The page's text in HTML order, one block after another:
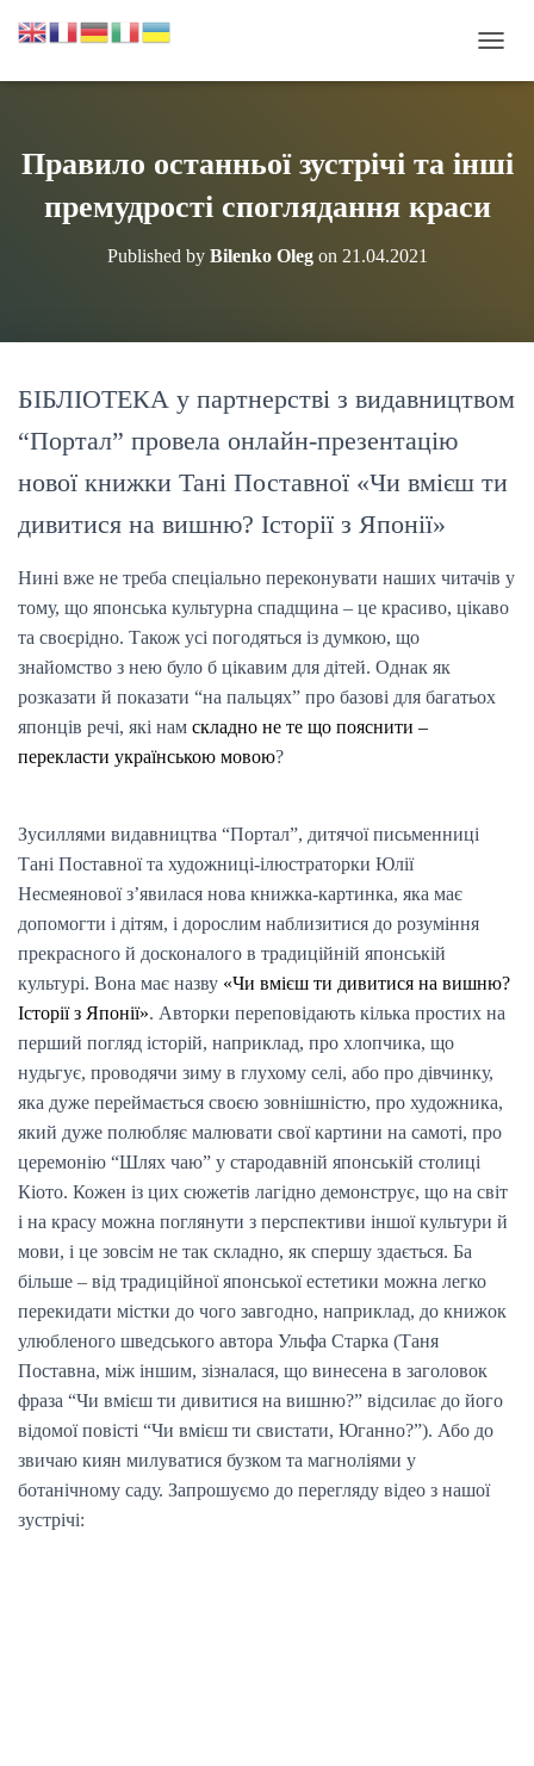
Е
К
У
А
Правило останньої зустрічі та інші
премудрості споглядання краси
Published by Bilenko Olegon 21.04.2021
БІБЛІОТЕКА у партнерстві з видавництвом
“Портал” провела онлайн-презентацію
нової книжки Тані Поставної «Чи вмієш ти
дивитися на вишню? Історії з Японії»
Нині вже не треба спеціально переконувати наших читачів у
тому, що японська культурна спадщина – це красиво, цікаво
та своєрідно. Також усі погодяться із думкою, що
знайомство з нею було б цікавим для дітей. Однак як
розказати й показати “на пальцях” про базові для багатьох
японців речі, які нам складно не те що пояснити –
перекласти українською мовою?
Зусиллями видавництва “Портал”, дитячої письменниці
Тані Поставної та художниці-ілюстраторки Юлії
Несмеянової з’явилася нова книжка-картинка, яка має
допомогти і дітям, і дорослим наблизитися до розуміння
прекрасного й досконалого в традиційній японській
культурі. Вона має назву «Чи вмієш ти дивитися на вишню?
Історії з Японії». Авторки переповідають кілька простих на
перший погляд історій, наприклад, про хлопчика, що
нудьгує, проводячи зиму в глухому селі, або про дівчинку,
яка дуже переймається своєю зовнішністю, про художника,
який дуже полюбляє малювати свої картини на самоті, про
церемонію “Шлях чаю” у стародавній японській столиці
Кіото. Кожен із цих сюжетів лагідно демонструє, що на світ
і на красу можна поглянути з перспективи іншої культури й
мови, і це зовсім не так складно, як спершу здається. Ба
більше – від традиційної японської естетики можна легко
перекидати містки до чого завгодно, наприклад, до книжок
улюбленого шведського автора Ульфа Старка (Таня
Поставна, між іншим, зізналася, що винесена в заголовок
фраза “Чи вмієш ти дивитися на вишню?” відсилає до його
відомої повісті “Чи вмієш ти свистати, Юганно?”). Або до
звичаю киян милуватися бузком та магноліями у
ботанічному саду. Запрошуємо до перегляду відео з нашої
зустрічі: